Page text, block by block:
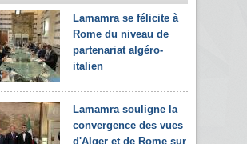
Lamamra se félicite à
Rome du niveau de
partenariat algéro-
italien
Lamamra souligne la
convergence des vues
d'Alger et de Rome sur